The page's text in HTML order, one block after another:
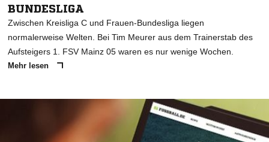
BUNDESLIGA
Zwischen Kreisliga C und Frauen-Bundesliga liegen
normalerweise Welten. Bei Tim Meurer aus dem Trainerstab des
Aufsteigers 1. FSV Mainz 05 waren es nur wenige Wochen.
Mehr lesen